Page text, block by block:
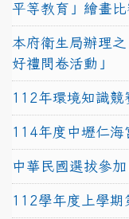
平等教育」繪畫比
本府衛生局辦理
好禮問卷活動」
112年環境知識競
114年度中壢仁海
中華民國選拔參
112學年度上學